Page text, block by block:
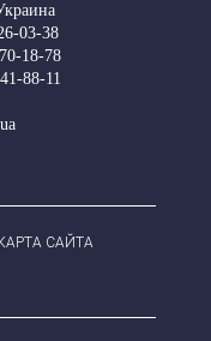
03-38
18-78
88-11
КАРТА САЙТА